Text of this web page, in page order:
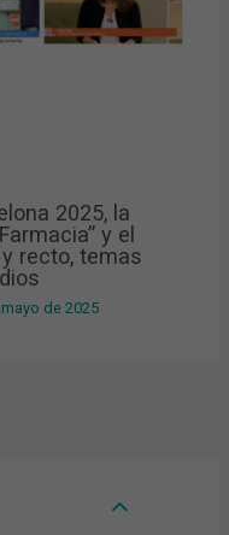
2025, la
y el
recto, temas
de 2025